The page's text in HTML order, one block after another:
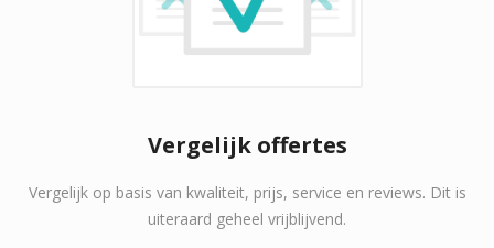
Vergelijk offertes
Vergelijk op basis van kwaliteit, prijs, service en reviews. Dit is
uiteraard geheel vrijblijvend.